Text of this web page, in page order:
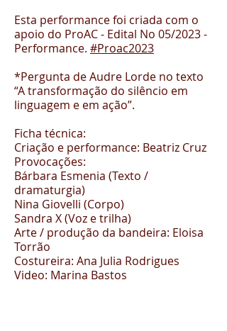
Esta performance foi criada com o
apoio do ProAC - Edital No 05/2023 -
Performance. #Proac2023
*Pergunta de Audre Lorde no texto
“A transformação do silêncio em
linguagem e em ação”.
Ficha técnica:
Criação e performance: Beatriz Cruz
Provocações:
Bárbara Esmenia (Texto /
dramaturgia)
Nina Giovelli (Corpo)
Sandra X (Voz e trilha)
Arte / produção da bandeira: Eloisa
Torrão
Costureira: Ana Julia Rodrigues
Video: Marina Bastos